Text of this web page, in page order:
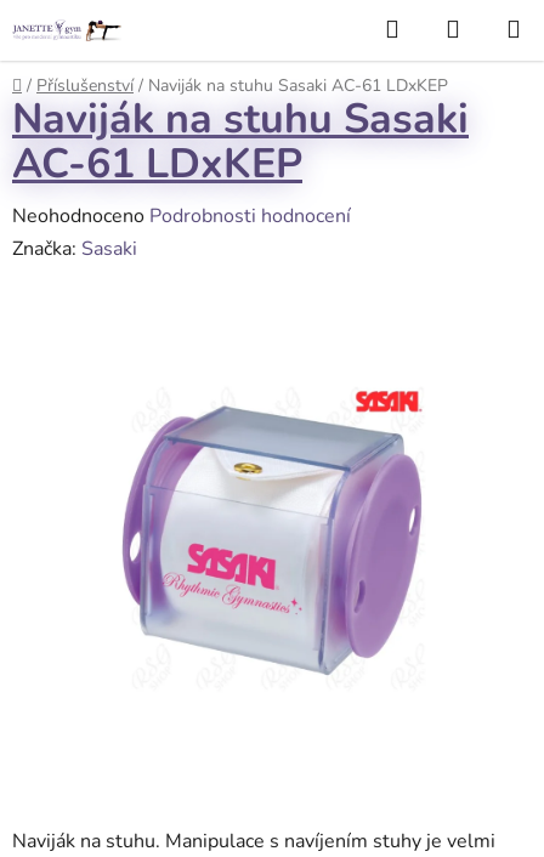
na
obsah
Hledat
KOŠÍK
Domů
/ Příslušenství / Naviják na stuhu Sasaki AC-61 LDxKEP
Naviják na stuhu. Manipulace s navíjením stuhy je velmi
Naviják na stuhu Sasaki
AC-61 LDxKEP
Průměrné
hodnocení
Neohodnoceno Podrobnosti hodnocení
Značka: Sasaki